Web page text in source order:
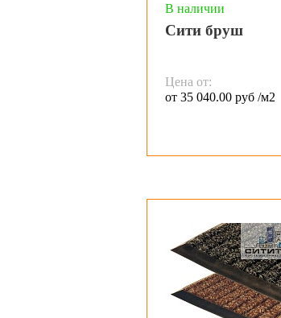
В наличии
Сити бруш
Цена от:
от 35 040.00 руб /м2